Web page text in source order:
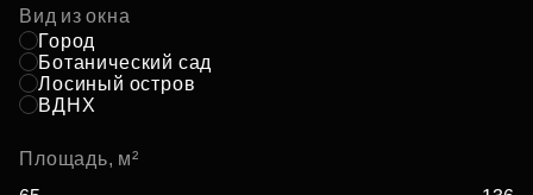
Вид из окна
Город
Ботанический сад
Лосиный остров
ВДНХ
Площадь, м²